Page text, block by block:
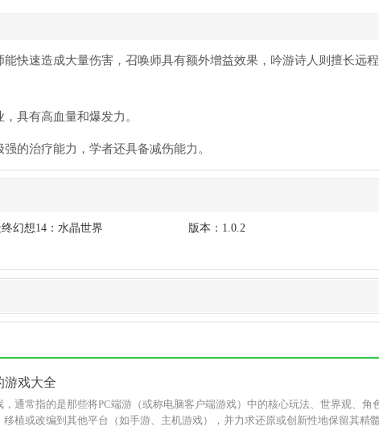
快速造成大量伤害，召唤师具有额外增益效果，吟游诗人则擅长远
具有高血量和爆发力。
的治疗能力，学者还具备减伤能力。
幻想14：水晶世界 版本： 1.0.2
游戏大全
通常指的是那些将PC端游（或称电脑客户端游戏）中的核心玩法、世界观、角
植或改编到其他平台（如手游、主机游戏），并力求还原或创新性地保留其精